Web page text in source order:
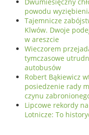
powodu
Tajemnicze
Klwów. Dwoje
w areszcie
Wieczorem
tymczasowe
autobusów
Robert Bąkiewicz
posiedzenie rady
czynu
Lipcowe rekordy
Lotnicze: To